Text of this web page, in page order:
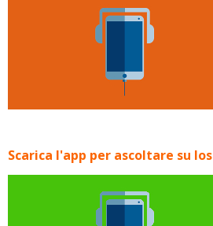
Scarica l'app per ascoltare su Ios